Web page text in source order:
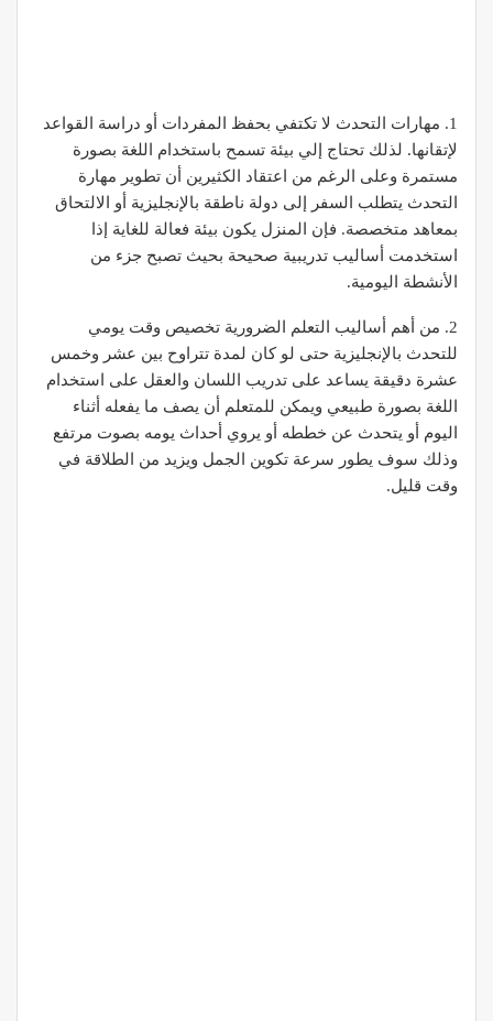
1. مهارات التحدث لا تكتفي بحفظ المفردات أو دراسة القواعد
لإتقانها. لذلك تحتاج إلي بيئة تسمح باستخدام اللغة بصورة
مستمرة وعلى الرغم من اعتقاد الكثيرين أن تطوير مهارة
التحدث يتطلب السفر إلى دولة ناطقة بالإنجليزية أو الالتحاق
بمعاهد متخصصة. فإن المنزل يكون بيئة فعالة للغاية إذا
استخدمت أساليب تدريبية صحيحة بحيث تصبح جزء من
الأنشطة اليومية.
2. من أهم أساليب التعلم الضرورية تخصيص وقت يومي
للتحدث بالإنجليزية حتى لو كان لمدة تتراوح بين عشر وخمس
عشرة دقيقة يساعد على تدريب اللسان والعقل على استخدام
اللغة بصورة طبيعي ويمكن للمتعلم أن يصف ما يفعله أثناء
اليوم أو يتحدث عن خططه أو يروي أحداث يومه بصوت مرتفع
وذلك سوف يطور سرعة تكوين الجمل ويزيد من الطلاقة في
وقت قليل.